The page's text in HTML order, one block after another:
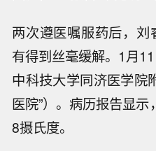
两次遵医嘱服药后，
有得到丝毫缓解。1月
中科技大学同济医学院
医院”）。病历报告显
8摄氏度。